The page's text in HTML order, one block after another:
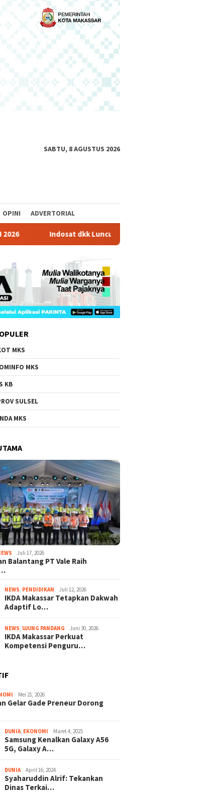
SABTU, 8 AGUSTUS 2026
OPINI ADVERTORIAL
Indosat dkk Luncurkan Zankore, Hub AI Terbesar Asia
MKS
MKS
KB
SULSEL
MKS
Juli 17, 2026
Balantang PT Vale Raih
NEWS, PENDIDIKAN Juli 12, 2026
IKDA Makassar Tetapkan Dakwah
Adaptif Lo…
NEWS, UJUNG PANDANG Juni 30, 2026
IKDA Makassar Perkuat
Kompetensi Penguru…
Mei 21, 2026
Gelar Gade Preneur Dorong
DUNIA, EKONOMI Maret 4, 2025
Samsung Kenalkan Galaxy A56
5G, Galaxy A…
DUNIA April 16, 2024
Syaharuddin Alrif: Tekankan
Dinas Terkai…